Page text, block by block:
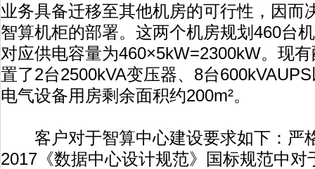
业务具备迁移至其他机房的可行性，因而
智算机柜的部署。这两个机房规划460台
对应供电容量为460×5kW=2300kW。现
置了2台2500kVA变压器、8台
电气设备用房剩余面积约200m²。
客户对于智算中心建设要求如下：严
2017《数据中心设计规范》国标规范中